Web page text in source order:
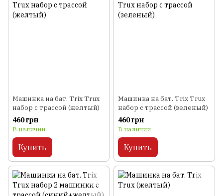
Машинка на бат. Trix Trux
набор с трассой (желтый)
460 грн
В наличии
Купить
Машинка на бат. Trix Trux
набор с трассой (зеленый)
460 грн
В наличии
Купить